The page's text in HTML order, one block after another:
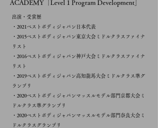
ACADEMY「Level 1 Program Development」
出演・受賞歴
・2021ベストボディジャパン日本代表
・2015ベストボディジャパン東京大会ミドルクラスファイナ
リスト
・2016ベストボディジャパン神戸大会ミドルクラスファイナ
リスト
・2019ベストボディジャパン高知龍馬大会ミドルクラス準グ
ランプリ
・2020ベストボディジャパンマッスルモデル部門京都大会ミ
ドルクラス​準グランプリ
・2020ベストボディジャパンマッスルモデル部門奈良大会ミ
ドルクラス​グランプリ